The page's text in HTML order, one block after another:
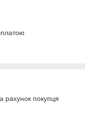
рахунок покупця